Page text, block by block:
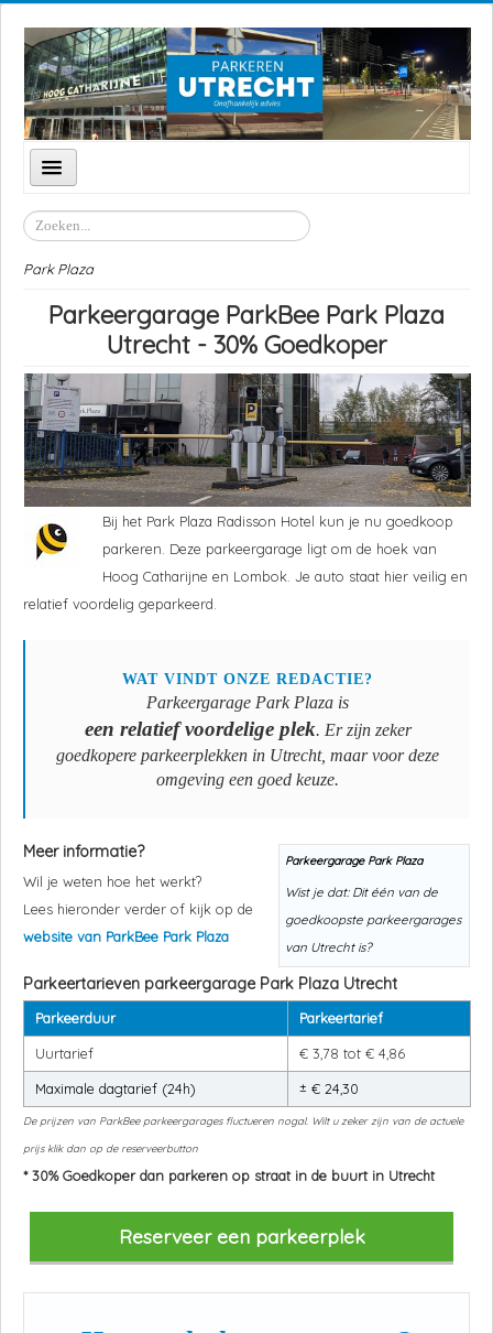
Schakelen
navigatie
Parkeren Utrecht
P+R Transferium
Straten
Locaties
Feestdagen
Goedkoop parkeren
Zoeken
Park Plaza
Parkeergarage ParkBee Park Plaza
Utrecht - 30% Goedkoper
Bij het Park Plaza Radisson Hotel kun je nu goedkoop
parkeren. Deze parkeergarage ligt om de hoek van
Hoog Catharijne en Lombok. Je auto staat hier veilig en
relatief voordelig geparkeerd.
WAT VINDT ONZE REDACTIE?
Parkeergarage Park Plaza is
een relatief voordelige plek. Er zijn zeker
goedkopere parkeerplekken in Utrecht, maar voor deze
omgeving een goed keuze.
Parkeergarage Park Plaza
Wist je dat: Dit één van de
goedkoopste parkeergarages
van Utrecht is?
Meer informatie?
Wil je weten hoe het werkt?
Lees hieronder verder of kijk op de
website van ParkBee Park Plaza
Parkeertarieven parkeergarage Park Plaza Utrecht
Parkeerduur
Parkeertarief
Uurtarief
€ 3,78 tot € 4,86
Maximale dagtarief (24h)
± € 24,30
De prijzen van ParkBee parkeergarages fluctueren nogal. Wilt u zeker zijn van de actuele
prijs klik dan op de reserveerbutton
* 30% Goedkoper dan parkeren op straat in de buurt in Utrecht
Reserveer een parkeerplek